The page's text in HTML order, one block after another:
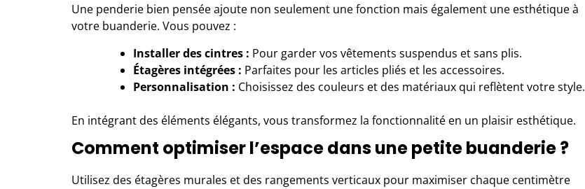
Une penderie bien pensée ajoute non seulement une fonction mais également une esthétique à
votre buanderie. Vous pouvez :
Installer des cintres : Pour garder vos vêtements suspendus et sans plis.
Étagères intégrées : Parfaites pour les articles pliés et les accessoires.
Personnalisation : Choisissez des couleurs et des matériaux qui reflètent votre style.
En intégrant des éléments élégants, vous transformez la fonctionnalité en un plaisir esthétique.
Comment optimiser l’espace dans une petite buanderie ?
Utilisez des étagères murales et des rangements verticaux pour maximiser chaque centimètre